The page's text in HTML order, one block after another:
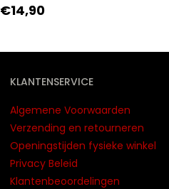
€14,90
KLANTENSERVICE
Algemene Voorwaarden
Verzending en retourneren
Openingstijden fysieke winkel
Privacy Beleid
Klantenbeoordelingen